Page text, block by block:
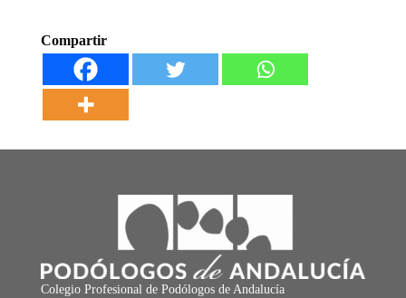
Compartir
Colegio Profesional de Podólogos de Andalucía